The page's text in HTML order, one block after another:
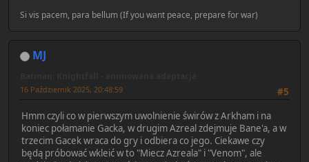
Si vis pacem, para bellum (If you want peace, prepare for war)
MJ
#5
16 Październik 2025, 20:48:59
Hmm czyli co w pierwszym uwolnienie świrów z Arkham i na
koniec połamanie Gacka, w drugim Azreal zdejmuje Bane'a, a w
trzecim Gacek wraca do gry i odbiera co jego. Ciekawe czy
będą próbować wkleić w to "Miecz Azreala" i "Venom", ale